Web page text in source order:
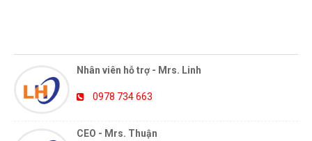
Nhân viên hỗ trợ - Mrs. Linh
0978 734 663
CEO - Mrs. Thuận